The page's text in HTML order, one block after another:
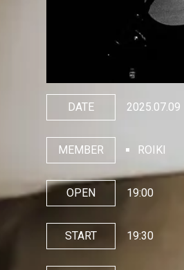
DATE 2025.07.09
MEMBER ROIKI
OPEN 19:00
START 19:30